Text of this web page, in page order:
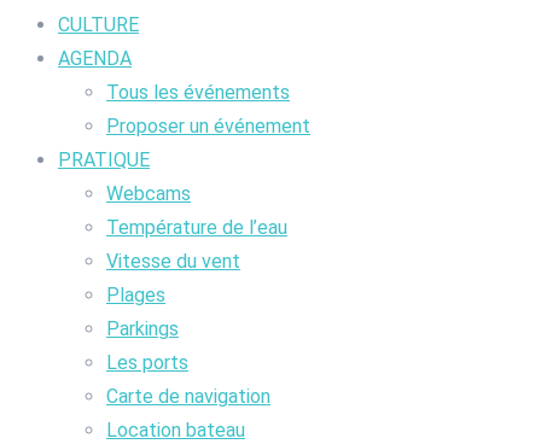
CULTURE
AGENDA
Tous les événements
Proposer un événement
PRATIQUE
Webcams
Température de l’eau
Vitesse du vent
Plages
Parkings
Les ports
Carte de navigation
Location bateau